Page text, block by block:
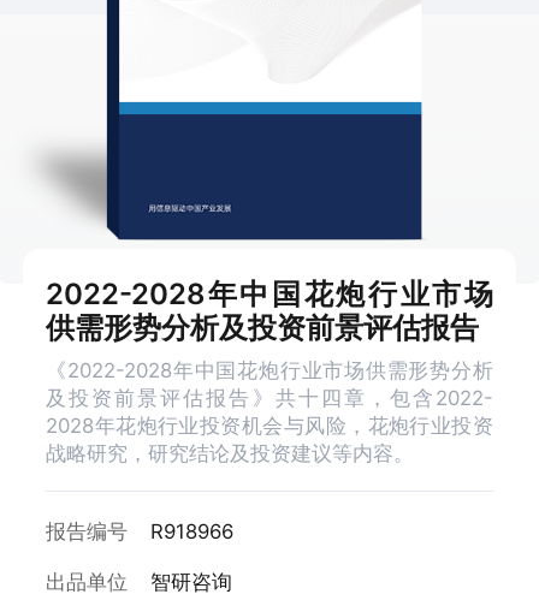
2022-2028年中国花炮行业市场
供需形势分析及投资前景评估报告
《2022-2028年中国花炮行业市场供需形势分析
及投资前景评估报告》共十四章，包含2022-
2028年花炮行业投资机会与风险，花炮行业投资
战略研究，研究结论及投资建议等内容。
报告编号 R918966
出品单位 智研咨询